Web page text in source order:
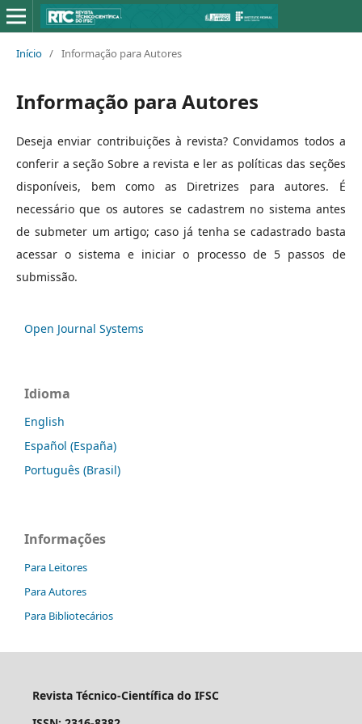
Início / Informação para Autores
Informação para Autores
Deseja enviar contribuições à revista? Convidamos todos a
conferir a seção Sobre a revista e ler as políticas das seções
disponíveis, bem como as Diretrizes para autores. É
necessário que os autores se cadastrem no sistema antes
de submeter um artigo; caso já tenha se cadastrado basta
acessar o sistema e iniciar o processo de 5 passos de
submissão.
Open Journal Systems
Idioma
English
Español (España)
Português (Brasil)
Informações
Para Leitores
Para Autores
Para Bibliotecários
Revista Técnico-Científica do IFSC